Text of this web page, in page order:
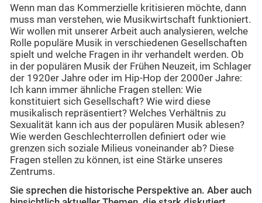
Wenn man das Kommerzielle kritisieren möchte, dann
muss man verstehen, wie Musikwirtschaft funktioniert.
Wir wollen mit unserer Arbeit auch analysieren, welche
Rolle populäre Musik in verschiedenen Gesellschaften
spielt und welche Fragen in ihr verhandelt werden. Ob
in der populären Musik der Frühen Neuzeit, im Schlager
der 1920er Jahre oder im Hip-Hop der 2000er Jahre:
Ich kann immer ähnliche Fragen stellen: Wie
konstituiert sich Gesellschaft? Wie wird diese
musikalisch repräsentiert? Welches Verhältnis zu
Sexualität kann ich aus der populären Musik ablesen?
Wie werden Geschlechterrollen definiert oder wie
grenzen sich soziale Milieus voneinander ab? Diese
Fragen stellen zu können, ist eine Stärke unseres
Zentrums.
Sie sprechen die historische Perspektive an. Aber auch